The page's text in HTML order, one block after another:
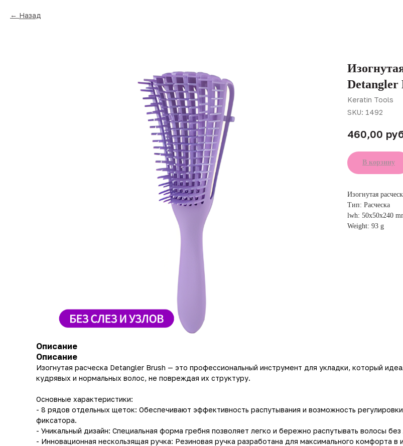
Назад
Detangler
Keratin Tools
SKU: 1492
460,00
В корзину
Изогнутая
Тип: Расческа
lwh: 50x50x240
Weight: 93 g
Описание
Описание
Изогнутая расческа Detangler Brush — это профессиональный инструмент для укладки, который
кудрявых и нормальных волос, не повреждая их структуру.
Основные характеристики:
- 8 рядов отдельных щеток: Обеспечивают эффективность распутывания и возможность
фиксатора.
- Уникальный дизайн: Специальная форма гребня позволяет легко и бережно распутывать волосы
- Инновационная нескользящая ручка: Резиновая ручка разработана для максимального комфорта